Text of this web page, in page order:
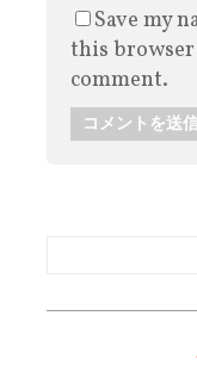
Save my
this
comment.